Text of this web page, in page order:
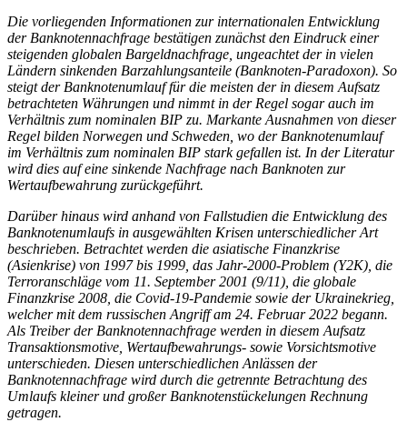
Die vorliegenden Informationen zur internationalen Entwicklung
der Banknotennachfrage bestätigen zunächst den Eindruck einer
steigenden globalen Bargeldnachfrage, ungeachtet der in vielen
Ländern sinkenden Barzahlungsanteile (Banknoten-Paradoxon). So
steigt der Banknotenumlauf für die meisten der in diesem Aufsatz
betrachteten Währungen und nimmt in der Regel sogar auch im
Verhältnis zum nominalen BIP zu. Markante Ausnahmen von dieser
Regel bilden Norwegen und Schweden, wo der Banknotenumlauf
im Verhältnis zum nominalen BIP stark gefallen ist. In der Literatur
wird dies auf eine sinkende Nachfrage nach Banknoten zur
Wertaufbewahrung zurückgeführt.
Darüber hinaus wird anhand von Fallstudien die Entwicklung des
Banknotenumlaufs in ausgewählten Krisen unterschiedlicher Art
beschrieben. Betrachtet werden die asiatische Finanzkrise
(Asienkrise) von 1997 bis 1999, das Jahr-2000-Problem (Y2K), die
Terroranschläge vom 11. September 2001 (9/11), die globale
Finanzkrise 2008, die Covid-19-Pandemie sowie der Ukrainekrieg,
welcher mit dem russischen Angriff am 24. Februar 2022 begann.
Als Treiber der Banknotennachfrage werden in diesem Aufsatz
Transaktionsmotive, Wertaufbewahrungs- sowie Vorsichtsmotive
unterschieden. Diesen unterschiedlichen Anlässen der
Banknotennachfrage wird durch die getrennte Betrachtung des
Umlaufs kleiner und großer Banknotenstückelungen Rechnung
getragen.